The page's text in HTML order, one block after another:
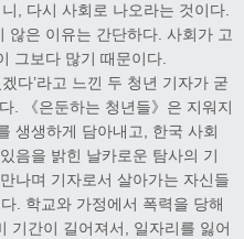
, 다시 사회로 나오라는 것이다.
않은 이유는 간단하다. 사회가 고
그보다 많기 때문이다.
다’라고 느낀 두 청년 기자가 굳
. 《은둔하는 청년들》은 지워지
생생하게 담아내고, 한국 사회
음을 밝힌 날카로운 탐사의 기
나며 기자로서 살아가는 자신들
. 학교와 가정에서 폭력을 당해
기간이 길어져서, 일자리를 잃어